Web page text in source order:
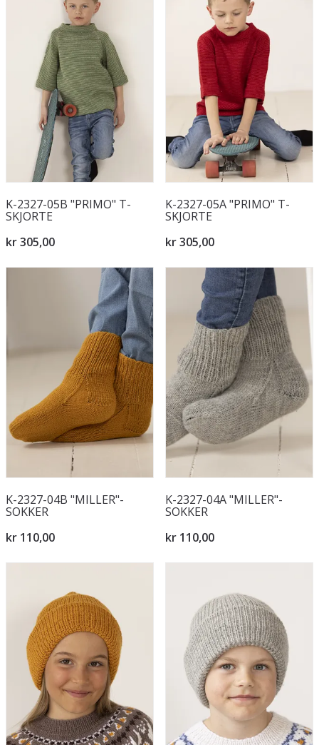
K-2327-05B "PRIMO" T-
SKJORTE
kr 305,00
K-2327-05A "PRIMO" T-
SKJORTE
kr 305,00
K-2327-04B "MILLER"-
SOKKER
kr 110,00
K-2327-04A "MILLER"-
SOKKER
kr 110,00